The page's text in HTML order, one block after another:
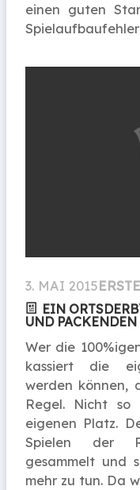
einen guten
3. MAI 2015
EIN
UND
Wer die
kassiert die
werden können,
Regel. Nicht so
eigenen Platz.
Spielen der
gesammelt und
mehr zu tun. Da